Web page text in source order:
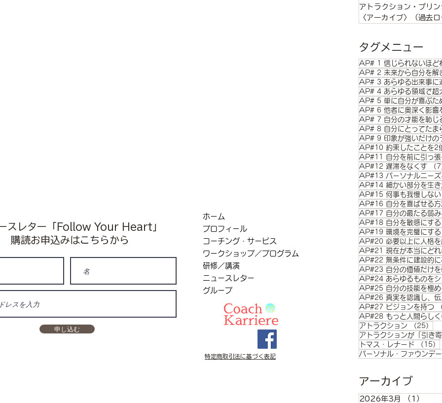
アトラクション・プリ
〈アーカイブ〉（過去
タグメニュー
AP# 1 信じられないほど
AP# 2 未来から自分を解
AP# 3 あらゆる出来事に
AP# 4 あらゆる領域で超
AP# 5 単に自分が喜ぶた
AP# 6 他者に奥深く影響
AP# 7 自分の才能を恥じ
AP# 8 自分にとってたま
AP#10 約束したことを2
AP#11 自分を前に引っ張
AP#12 遅滞をなくす
（
AP#13 パーソナルニーズ
AP#14 細かい部分を生き
AP#15 何事も我慢しない
AP#16 自分を喜ばせる方
AP#17 自分の最たる弱み
AP#18 自分を敏感にする
AP#19 環境を完璧にする
AP#20 必要以上に人格を
AP#21 現在が本当にどれ
AP#22 無条件に建設的に
AP#23 自分の価値だけを
AP#24 あらゆるものをシ
AP#25 自分の技能を極め
AP#26 真実を認識し、伝
AP#27 ビジョンを持つ
AP#28 もっと人間らしく
アトラクション
（25）
アトラクションが「引き
トマス・レナード
（15）
パーソナル・ファウンデ
アーカイブ
2026年3月 （1）
スレター「Follow Your Heart」
​購読お申込みはこちらから
申し込む
ホーム
プロフィール
コーチング・サービス
ワークショップ／プログラム
研修／講演
ニュースレター
グループ
特定商取引法に基づく表記